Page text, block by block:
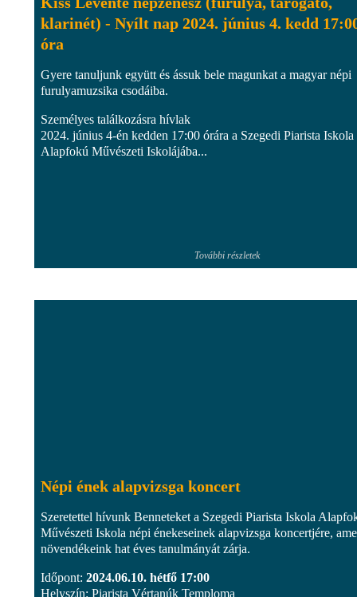
klarinét) - Nyílt nap 2024. június 4. kedd
óra
Gyere tanuljunk együtt és ássuk bele magunkat a magyar népi
furulyamuzsika csodáiba.
Személyes találkozásra hívlak
2024. június 4-én kedden 17:00 órára a Szegedi Piarista Iskola
Alapfokú Művészeti Iskolájába...
További részletek
Népi ének alapvizsga koncert
Szeretettel hívunk Benneteket a Szegedi Piarista Iskola
Művészeti Iskola népi énekeseinek alapvizsga koncertjére,
növendékeink hat éves tanulmányát zárja.
Időpont: 2024.06.10. hétfő 17:00
Helyszín: Piarista Vértanúk Temploma